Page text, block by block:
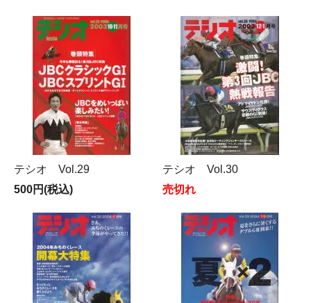
テシオ Vol.29
500円(税込)
テシオ Vol.30
売切れ